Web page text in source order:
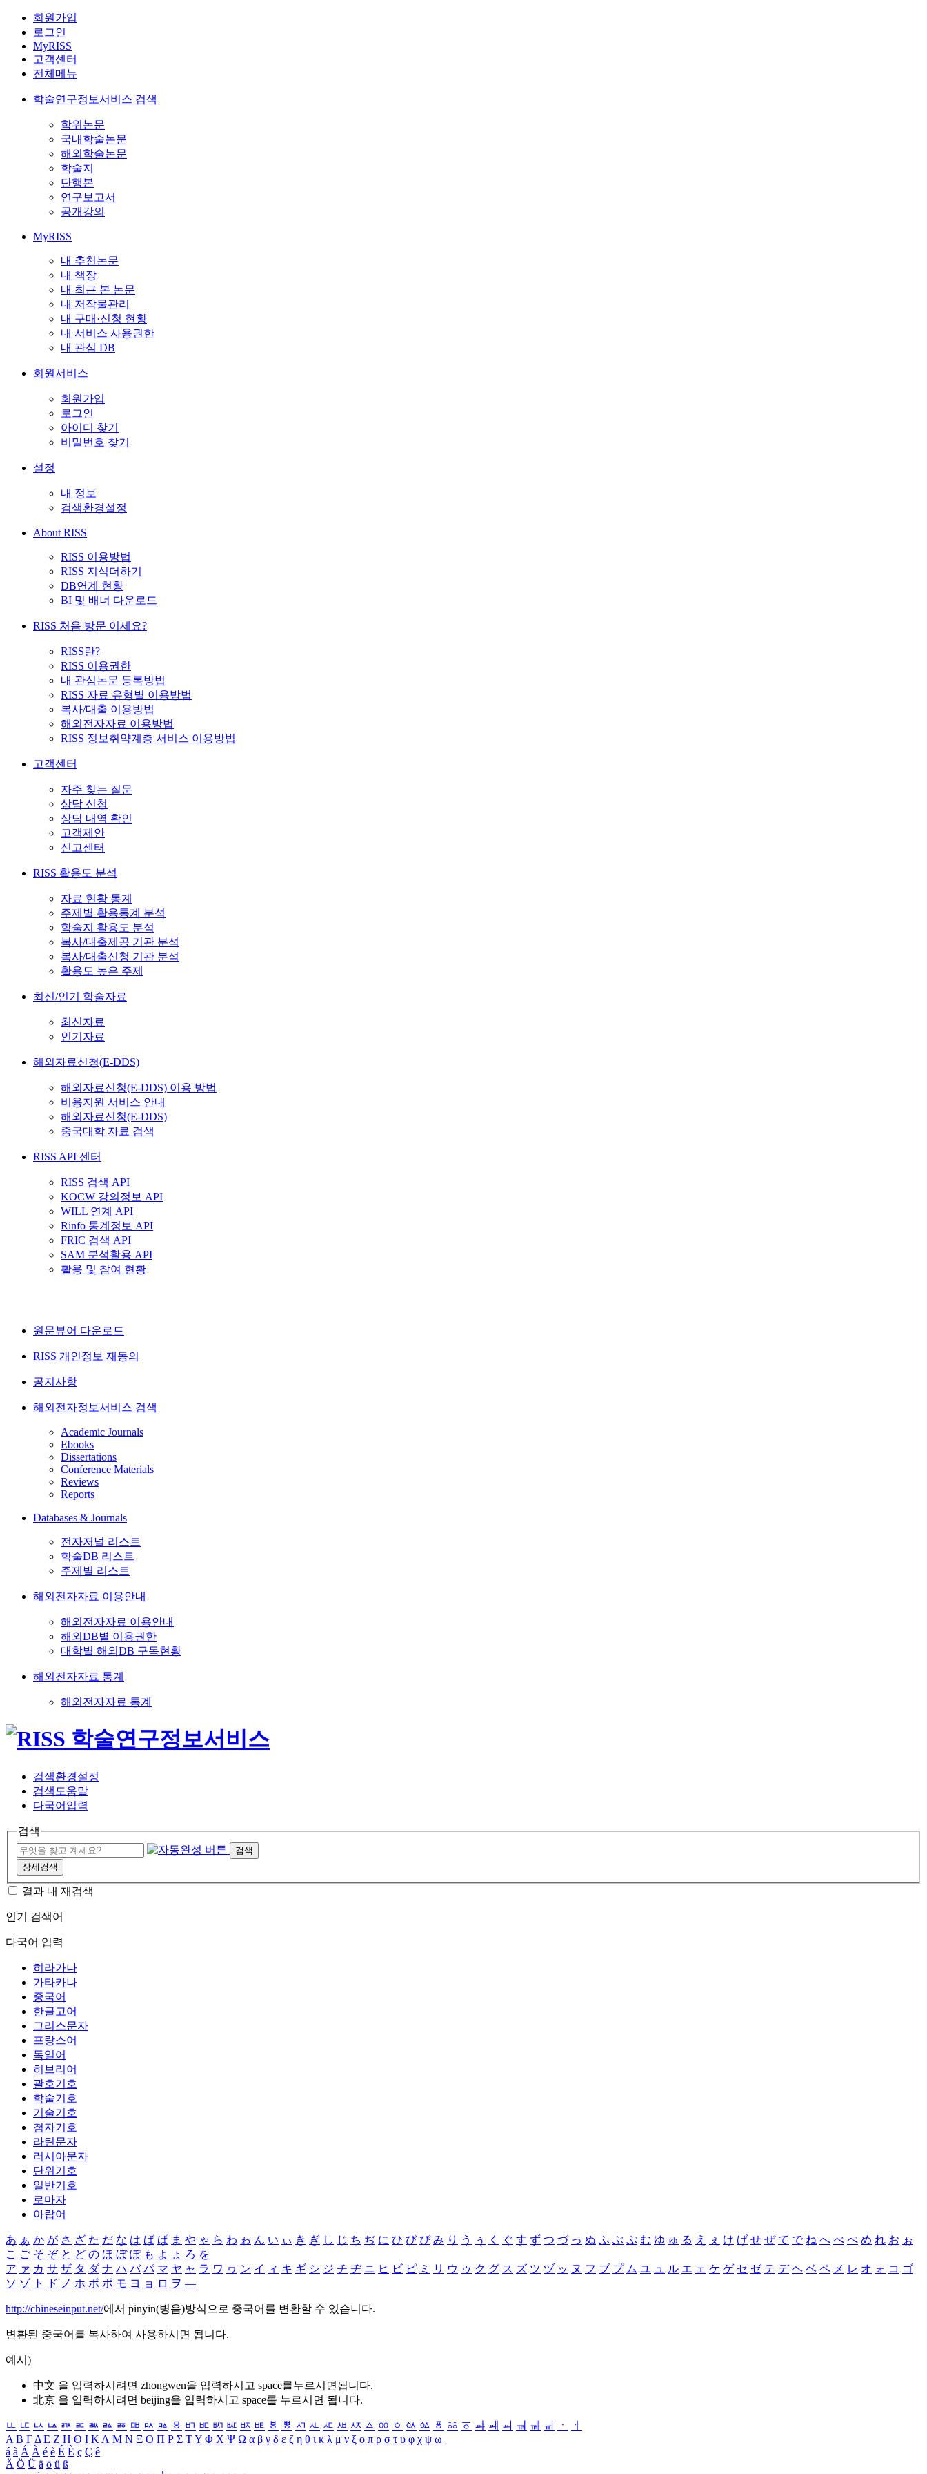
회원가입
로그인
MyRISS
고객센터
전체메뉴
학술연구정보서비스 검색
학위논문
국내학술논문
해외학술논문
학술지
단행본
연구보고서
공개강의
MyRISS
내 추천논문
내 책장
내 최근 본 논문
내 저작물관리
내 구매·신청 현황
내 서비스 사용권한
내 관심 DB
회원서비스
회원가입
로그인
아이디 찾기
비밀번호 찾기
설정
내 정보
검색환경설정
About RISS
RISS 이용방법
RISS 지식더하기
DB연계 현황
BI 및 배너 다운로드
RISS 처음 방문 이세요?
RISS란?
RISS 이용권한
내 관심논문 등록방법
RISS 자료 유형별 이용방법
복사/대출 이용방법
해외전자자료 이용방법
RISS 정보취약계층 서비스 이용방법
고객센터
자주 찾는 질문
상담 신청
상담 내역 확인
고객제안
신고센터
RISS 활용도 분석
자료 현황 통계
주제별 활용통계 분석
학술지 활용도 분석
복사/대출제공 기관 분석
복사/대출신청 기관 분석
활용도 높은 주제
최신/인기 학술자료
최신자료
인기자료
해외자료신청(E-DDS)
해외자료신청(E-DDS) 이용 방법
비용지원 서비스 안내
해외자료신청(E-DDS)
중국대학 자료 검색
RISS API 센터
RISS 검색 API
KOCW 강의정보 API
WILL 연계 API
Rinfo 통계정보 API
FRIC 검색 API
SAM 분석활용 API
활용 및 참여 현황
원문뷰어 다운로드
RISS 개인정보 재동의
공지사항
해외전자정보서비스 검색
Academic Journals
Ebooks
Dissertations
Conference Materials
Reviews
Reports
Databases & Journals
전자저널 리스트
학술DB 리스트
주제별 리스트
해외전자자료 이용안내
해외전자자료 이용안내
해외DB별 이용권한
대학별 해외DB 구독현황
해외전자자료 통계
해외전자자료 통계
검색환경설정
검색도움말
다국어입력
검색
검색
상세검색
결과 내 재검색
인기 검색어
다국어 입력
히라가나
가타카나
중국어
한글고어
그리스문자
프랑스어
독일어
히브리어
괄호기호
학술기호
기술기호
첨자기호
라틴문자
러시아문자
단위기호
일반기호
로마자
아랍어
あ ぁ か が さ ざ た だ な は ば ぱ ま や ゃ ら わ ゎ ん い ぃ き ぎ し じ ち ぢ に ひ び ぴ み り う ぅ く ぐ す ず つ づ っ ぬ ふ ぶ ぷ む ゆ ゅ る え ぇ け げ せ ぜ て で ね へ べ ぺ め れ お ぉ
こ ご そ ぞ と ど の ほ ぼ ぽ も よ ょ ろ を
ア ァ カ サ ザ タ ダ ナ ハ バ パ マ ヤ ャ ラ ワ ヮ ン イ ィ キ ギ シ ジ チ ヂ ニ ヒ ビ ピ ミ リ ウ ゥ ク グ ス ズ ツ ヅ ッ ヌ フ ブ プ ム ユ ュ ル エ ェ ケ ゲ セ ゼ テ デ ヘ ベ ペ メ レ オ ォ コ ゴ
ソ ゾ ト ド ノ ホ ボ ポ モ ヨ ョ ロ ヲ ―
http://chineseinput.net/에서 pinyin(병음)방식으로 중국어를 변환할 수 있습니다.
변환된 중국어를 복사하여 사용하시면 됩니다.
예시)
中文 을 입력하시려면 zhongwen을 입력하시고 space를누르시면됩니다.
北京 을 입력하시려면 beijing을 입력하시고 space를 누르시면 됩니다.
ㅥ ㅦ ㅧ ㅨ ㅩ ㅪ ㅫ ㅬ ㅭ ㅮ ㅯ ㅰ ㅱ ㅲ ㅳ ㅴ ㅵ ㅶ ㅷ ㅸ ㅹ ㅺ ㅻ ㅼ ㅽ ㅾ ㅿ ㆀ ㆁ ㆂ ㆃ ㆄ ㆅ ㆆ ㆇ ㆈ ㆉ ㆊ ㆋ ㆌ ㆍ
ㆎ
Α Β ΓΔ Ε Ζ Η Θ Ι ΚΛ Μ Ν Ξ Ο Π Ρ Σ ΤΥ Φ Χ Ψ Ω α β γ δ ε ζ η θ ι κ λ μ ν ξ ο π ρ σ τ υ φ χ ψ ω
á à Á À é è É È ç Ç ê
Ä Ö Ü ä ö ü ß